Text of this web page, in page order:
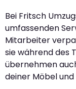
Bei Fritsch
umfassenden
Mitarbeiter
sie während des
übernehmen
deiner Möbel